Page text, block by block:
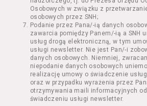
§ 2 Postanowienia ogólne
Regulamin określa zasady:
świadczenia Usługobiorcom
Usługodawcę, z
których mowa w ust. 2 pkt 4 i
których zasady świadczenia
nieuregulowanym w
odrębne regulaminy,
przetwarzania przez
Osobowych w związku z
osobowych przez SNH;
Podanie przez Pana/-ią danych
zawarcia pomiędzy Panem/-ią a SNH
usług drogą elektroniczną, w tym
usługi newsletter. Nie jest Pan/-i
danych osobowych. Niemniej,
niepodanie danych osobowych
realizację umowy o świadczenie
oraz w przypadku wyrażenia przez
otrzymywania maili informacyjnych od
świadczeniu usługi newsletter.